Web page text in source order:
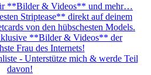
**Bilder & Videos** und mehr…
Striptease** direkt auf deinem
von den hübschesten Models.
**Bilder & Videos** der
Frau des Internets!
- Unterstütze mich & werde Teil
davon!